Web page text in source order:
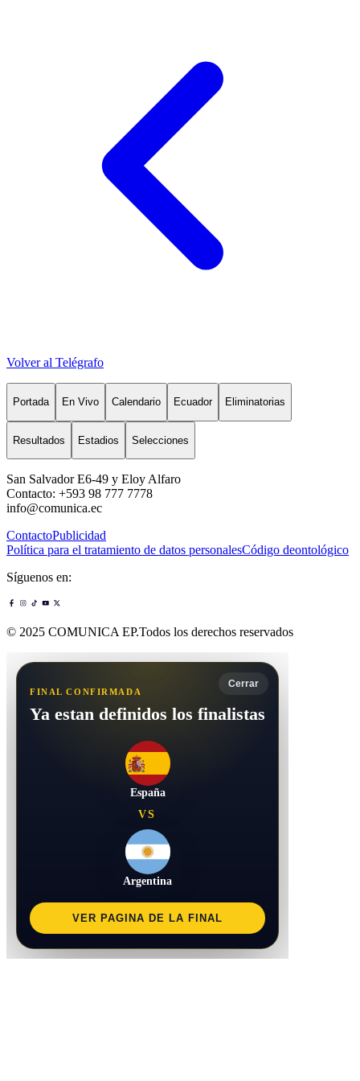
Volver al Telégrafo
Portada En Vivo Calendario Ecuador Eliminatorias
Resultados Estadios Selecciones
San Salvador E6-49 y Eloy Alfaro
Contacto: +593 98 777 7778
info@comunica.ec
ContactoPublicidad
Política para el tratamiento de datos personalesCódigo deontológico
Síguenos en:
© 2025 COMUNICA EP.Todos los derechos reservados
Cerrar
FINAL CONFIRMADA
Ya estan definidos los finalistas
España
VS
Argentina
VER PAGINA DE LA FINAL